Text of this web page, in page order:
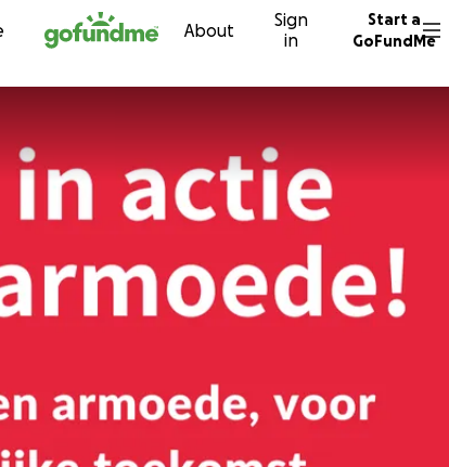
to content About
Sign
in
Start a
GoFundMe